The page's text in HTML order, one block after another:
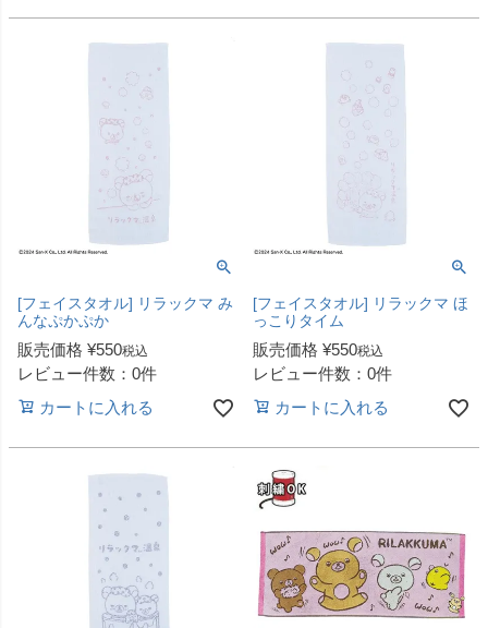
[フェイスタオル] リラックマ み
んなぷかぷか
販売価格 ¥550税込
レビュー件数：0件
カートに入れる
[フェイスタオル] リラックマ ほ
っこりタイム
販売価格 ¥550税込
レビュー件数：0件
カートに入れる